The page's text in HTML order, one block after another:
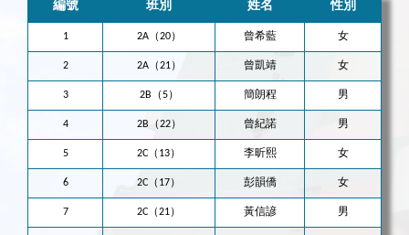
編號 班別 姓名 性別
1 2A（20） 曾希藍 女
2 2A（21） 曾凱靖 女
3 2B（5） 簡朗程 男
4 2B（22） 曾紀諾 男
5 2C（13） 李昕熙 女
6 2C（17） 彭韻僑 女
7 2C（21） 黃信諺 男